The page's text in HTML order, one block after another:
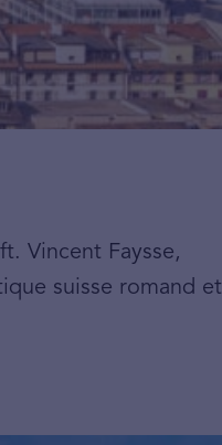
Vincent Faysse,
suisse romand et